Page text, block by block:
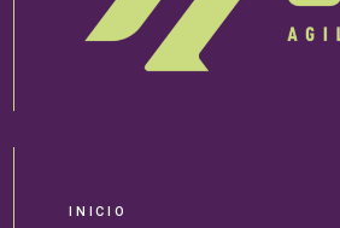
INICIO